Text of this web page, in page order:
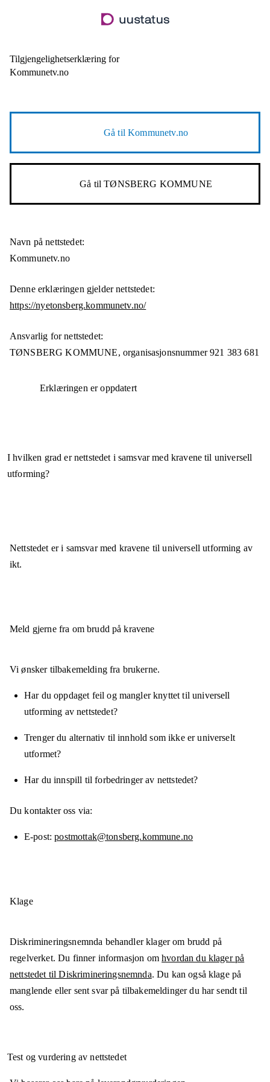
til
Tilgjengelighetserklæring for
Kommunetv.no
Gå tilKommunetv.no
Gå tilTØNSBERG KOMMUNE
Navn på nettstedet:
Kommunetv.no
Denne erklæringen gjelder nettstedet:
https://nyetonsberg.kommunetv.no/
Ansvarlig for nettstedet:
TØNSBERG KOMMUNE, organisasjonsnummer 921 383 681
Erklæringen er oppdatert
I hvilken grad er nettstedet i samsvar med kravene til universell
utforming?
Nettstedet eri samsvarmed kravene til universell utforming av
ikt.
Meld gjerne fra om brudd på kravene
Vi ønsker tilbakemelding fra brukerne.
Har du oppdaget feil og mangler knyttet til universell
utforming av nettstedet?
Trenger du alternativ til innhold som ikke er universelt
utformet?
Har du innspill til forbedringer av nettstedet?
Du kontakter oss via:
E-post postmottak@tonsberg.kommune.no
Klage
Diskrimineringsnemnda behandler klager om brudd på
regelverket. Du finner informasjon omhvordan du klager på
nettstedet til Diskrimineringsnemnda. Du kan også klage på
manglende eller sent svar på tilbakemeldinger du har sendt til
oss.
Test og vurdering av nettstedet